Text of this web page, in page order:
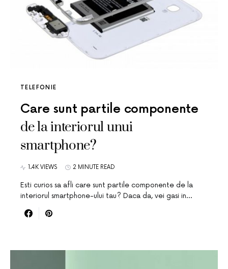
TELEFONIE
Care sunt partile componente
de la interiorul unui
smartphone?
1.4K VIEWS 2 MINUTE READ
Esti curios sa afli care sunt partile componente de la
interiorul smartphone-ului tau? Daca da, vei gasi in…